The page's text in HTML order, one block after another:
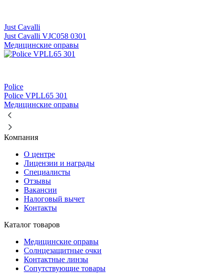
Just Cavalli
Just Cavalli VJC058 0301
Медицинские оправы
Police
Police VPLL65 301
Медицинские оправы
Компания
О центре
Лицензии и награды
Специалисты
Отзывы
Вакансии
Налоговый вычет
Контакты
Каталог товаров
Медицинские оправы
Солнцезащитные очки
Контактные линзы
Сопутствующие товары